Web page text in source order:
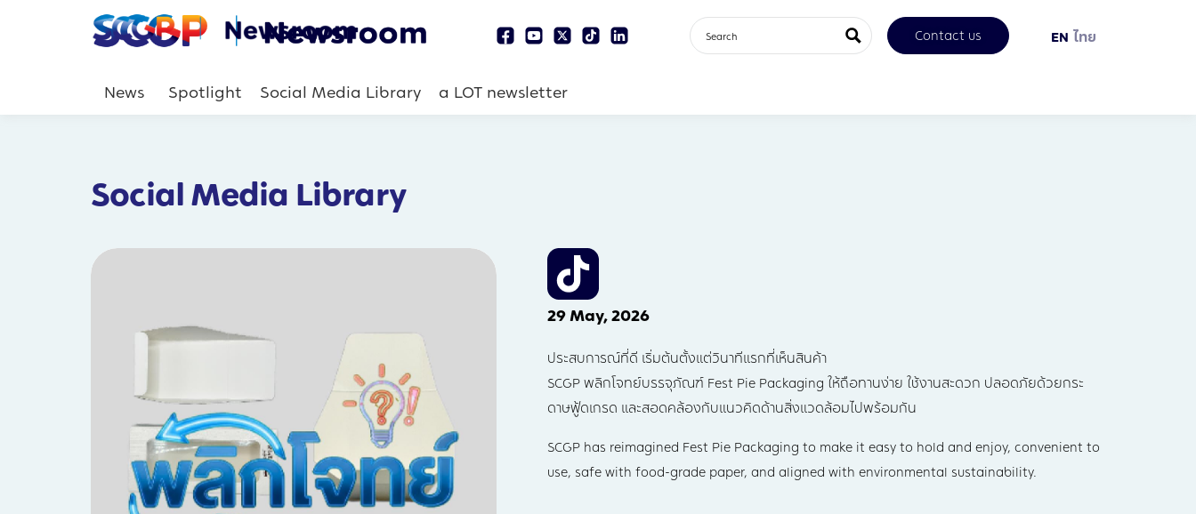
Contact us EN ไทย
News Spotlight Social Media Library a LOT newsletter
Social Media Library
29 May, 2026
ประสบการณ์ที่ดี เริ่มต้นตั้งแต่วินาทีแรกที่เห็นสินค้า
SCGP พลิกโจทย์บรรจุภัณฑ์ Fest Pie Packaging ให้ถือทานง่าย ใช้งานสะดวก ปลอดภัยด้วยกระ
ดาษฟู้ดเกรด และสอดคล้องกับแนวคิดด้านสิ่งแวดล้อมไปพร้อมกัน
SCGP has reimagined Fest Pie Packaging to make it easy to hold and enjoy, convenient to
use, safe with food-grade paper, and aligned with environmental sustainability.